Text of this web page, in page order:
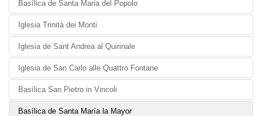
Basílica de Santa Maria del Popolo
Iglesia Trinità dei Monti
Iglesia de Sant Andrea al Quirinale
Iglesia de San Carlo alle Quattro Fontane
Basílica San Pietro in Vincoli
Basílica de Santa María la Mayor